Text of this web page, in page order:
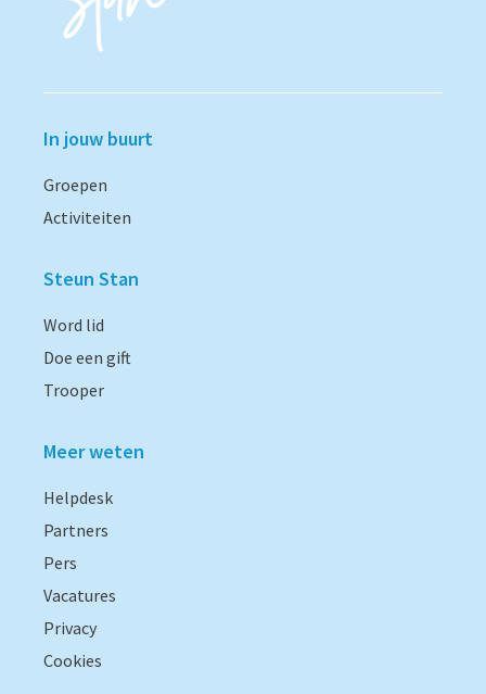
In jouw buurt
Groepen
Activiteiten
Steun Stan
Word lid
Doe een gift
Trooper
Meer weten
Helpdesk
Partners
Pers
Vacatures
Privacy
Cookies